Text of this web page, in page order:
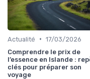
Actualité • 17/03/2026
Comprendre le prix de
l’essence en Islande :
clés pour préparer son
voyage